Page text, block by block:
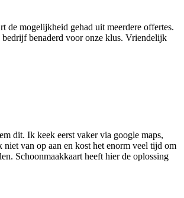
de mogelijkheid gehad uit meerdere offertes.
bedrijf benaderd voor onze klus. Vriendelijk
dit. Ik keek eerst vaker via google maps,
niet van op aan en kost het enorm veel tijd om
Schoonmaakkaart heeft hier de oplossing